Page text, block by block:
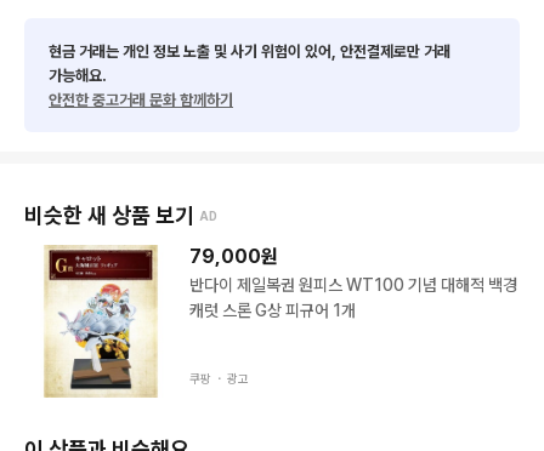
현금 거래는 개인 정보 노출 및 사기 위험이 있어, 안전결제로만 거래
가능해요.
안전한 중고거래 문화 함께하기
비슷한 새 상품 보기 AD
79,000원
반다이 제일복권 원피스 WT100 기념 대해적 백경
캐럿 스론 G상 피규어 1개
쿠팡 ・ 광고